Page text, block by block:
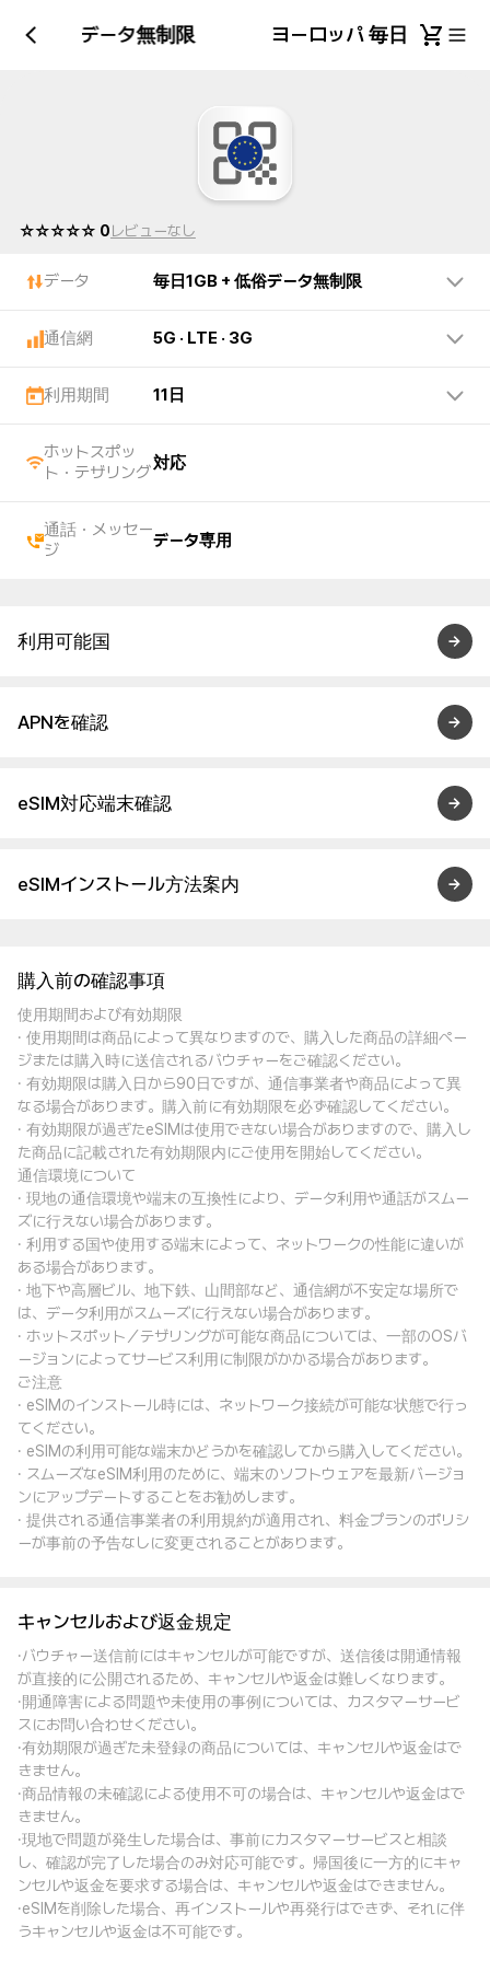
+ 低俗データ無制限 ヨーロッパ 毎日1GB +
☆☆☆☆☆ 0レビューなし
データ 毎日1GB + 低俗データ無制限
通信網 5G · LTE · 3G
利用期間 11日
ホットスポッ
ト・テザリング
対応
通話・メッセー
ジ
データ専用
利用可能国
APNを確認
eSIM対応端末確認
eSIMインストール方法案内
購入前の確認事項
使用期間および有効期限
· 使用期間は商品によって異なりますので、購入した商品の詳細ペー
ジまたは購入時に送信されるバウチャーをご確認ください。
· 有効期限は購入日から90日ですが、通信事業者や商品によって異
なる場合があります。購入前に有効期限を必ず確認してください。
· 有効期限が過ぎたeSIMは使用できない場合がありますので、購入し
た商品に記載された有効期限内にご使用を開始してください。
通信環境について
· 現地の通信環境や端末の互換性により、データ利用や通話がスムー
ズに行えない場合があります。
· 利用する国や使用する端末によって、ネットワークの性能に違いが
ある場合があります。
· 地下や高層ビル、地下鉄、山間部など、通信網が不安定な場所で
は、データ利用がスムーズに行えない場合があります。
· ホットスポット／テザリングが可能な商品については、一部のOSバ
ージョンによってサービス利用に制限がかかる場合があります。
ご注意
· eSIMのインストール時には、ネットワーク接続が可能な状態で行っ
てください。
· eSIMの利用可能な端末かどうかを確認してから購入してください。
· スムーズなeSIM利用のために、端末のソフトウェアを最新バージョ
ンにアップデートすることをお勧めします。
· 提供される通信事業者の利用規約が適用され、料金プランのポリシ
ーが事前の予告なしに変更されることがあります。
キャンセルおよび返金規定
·バウチャー送信前にはキャンセルが可能ですが、送信後は開通情報
が直接的に公開されるため、キャンセルや返金は難しくなります。
·開通障害による問題や未使用の事例については、カスタマーサービ
スにお問い合わせください。
·有効期限が過ぎた未登録の商品については、キャンセルや返金はで
きません。
·商品情報の未確認による使用不可の場合は、キャンセルや返金はで
きません。
·現地で問題が発生した場合は、事前にカスタマーサービスと相談
し、確認が完了した場合のみ対応可能です。帰国後に一方的にキャ
ンセルや返金を要求する場合は、キャンセルや返金はできません。
·eSIMを削除した場合、再インストールや再発行はできず、それに伴
うキャンセルや返金は不可能です。